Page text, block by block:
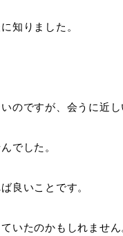
知りました。
のですが、会うに近
でした。
良いことです。
いたのかもしれませ